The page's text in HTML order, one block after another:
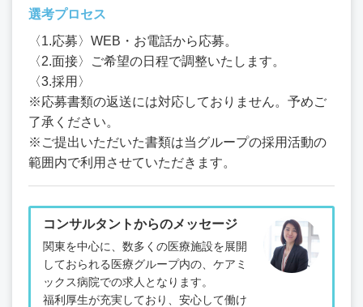
選考プロセス
〈1.応募〉WEB・お電話から応募。
〈2.面接〉ご希望の日程で調整いたします。
〈3.採用〉
※応募書類の返送には対応しておりません。予めご
了承ください。
※ご提出いただいた書類は当グループの採用活動の
範囲内で利用させていただきます。
コンサルタントからのメッセージ
関東を中心に、数多くの医療施設を展開
しておられる医療グループ内の、ケアミ
ックス病院での求人となります。
福利厚生が充実しており、安心して働け